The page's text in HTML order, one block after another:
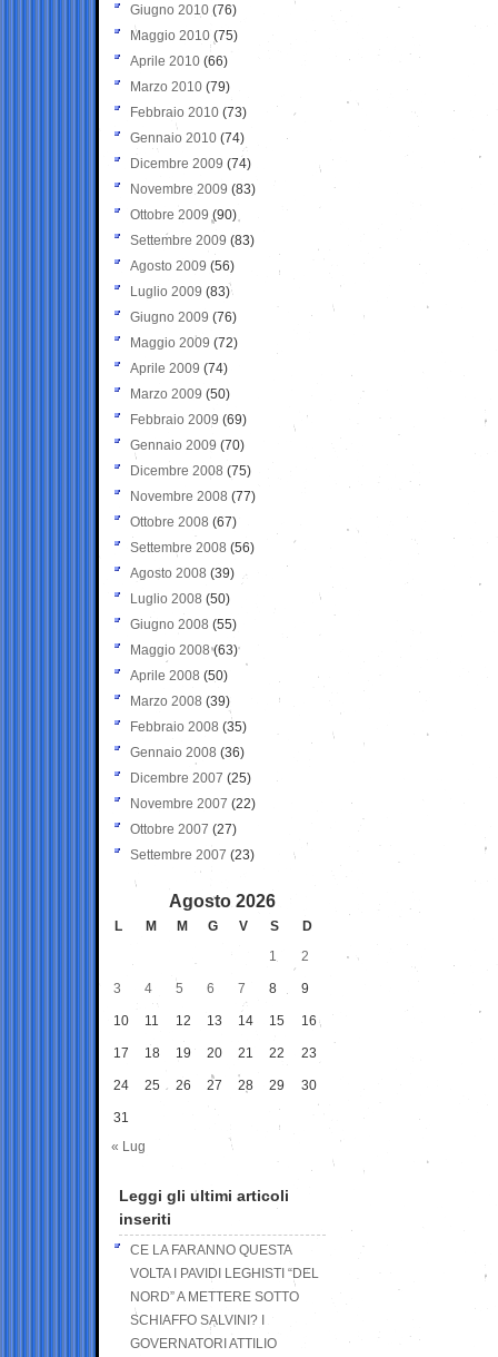
Giugno 2010 (76)
Maggio 2010 (75)
Aprile 2010 (66)
Marzo 2010 (79)
Febbraio 2010 (73)
Gennaio 2010 (74)
Dicembre 2009 (74)
Novembre 2009 (83)
Ottobre 2009 (90)
Settembre 2009 (83)
Agosto 2009 (56)
Luglio 2009 (83)
Giugno 2009 (76)
Maggio 2009 (72)
Aprile 2009 (74)
Marzo 2009 (50)
Febbraio 2009 (69)
Gennaio 2009 (70)
Dicembre 2008 (75)
Novembre 2008 (77)
Ottobre 2008 (67)
Settembre 2008 (56)
Agosto 2008 (39)
Luglio 2008 (50)
Giugno 2008 (55)
Maggio 2008(63)
Aprile 2008 (50)
Marzo 2008 (39)
Febbraio 2008 (35)
Gennaio 2008 (36)
Dicembre 2007 (25)
Novembre 2007 (22)
Ottobre 2007 (27)
Settembre 2007 (23)
Agosto 2026
L M M G V S
D
1
2
3 4 5 6 7 8 9
10 11 12 13 14 15 16
17 18 19 20 21 22 23
24 25 26 27 28 29 30
31
« Lug
Leggi gli ultimi articoli
inseriti
CE LA FARANNO QUESTA
VOLTA I PAVIDI LEGHISTI “DEL
NORD” A METTERE SOTTO
SCHIAFFO SALVINI? I
GOVERNATORI ATTILIO